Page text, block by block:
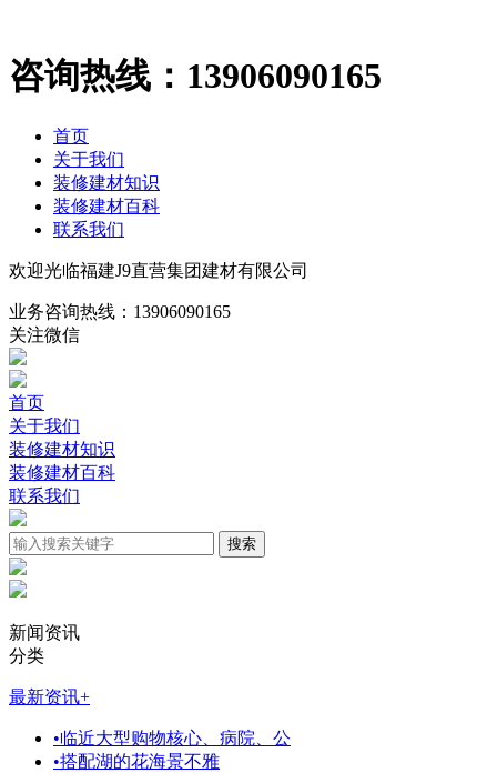
咨询热线： 13906090165
首页
关于我们
装修建材知识
装修建材百科
联系我们
欢迎光临福建J9直营集团建材有限公司
业务咨询热线： 13906090165
关注微信
首页
关于我们
装修建材知识
装修建材百科
联系我们
新闻资讯
分类
最新资讯+
•临近大型购物核心、病院、公
•搭配湖的花海景不雅